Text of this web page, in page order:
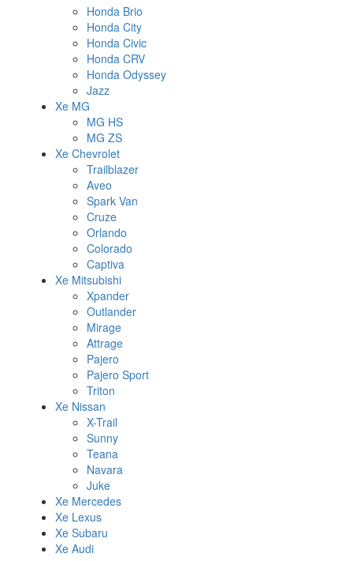
Honda Brio
Honda City
Honda Civic
Honda CRV
Honda Odyssey
Jazz
Xe MG
MG HS
MG ZS
Xe Chevrolet
Trailblazer
Aveo
Spark Van
Cruze
Orlando
Colorado
Captiva
Xe Mitsubishi
Xpander
Outlander
Mirage
Attrage
Pajero
Pajero Sport
Triton
Xe Nissan
X-Trail
Sunny
Teana
Navara
Juke
Xe Mercedes
Xe Lexus
Xe Subaru
Xe Audi